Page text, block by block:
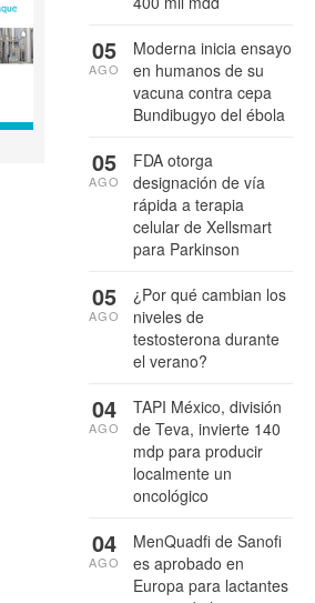
Moderna inicia ensayo
en humanos de su
vacuna contra cepa
Bundibugyo del ébola
05
AGO
FDA otorga
designación de vía
rápida a terapia
celular de Xellsmart
para Parkinson
05
AGO
¿Por qué cambian los
niveles de
testosterona durante
el verano?
05
AGO
TAPI México, división
de Teva, invierte 140
mdp para producir
localmente un
oncológico
04
AGO
MenQuadfi de Sanofi
es aprobado en
Europa para lactantes
04
AGO